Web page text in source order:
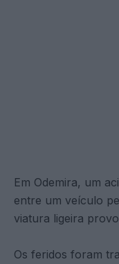
Em Odemira, um
entre um veículo
viatura ligeira
Os feridos foram